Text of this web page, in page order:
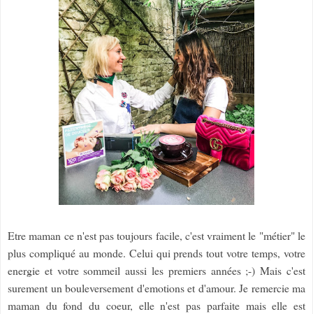
Etre maman ce n'est pas toujours facile, c'est vraiment le "métier" le
plus compliqué au monde. Celui qui prends tout votre temps, votre
energie et votre sommeil aussi les premiers années ;-) Mais c'est
surement un bouleversement d'emotions et d'amour. Je remercie ma
maman du fond du coeur, elle n'est pas parfaite mais elle est